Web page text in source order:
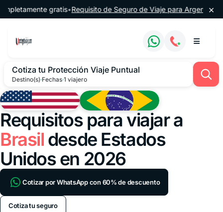
Saltar al contenido
gratis•Requisito de Seguro de Viaje para Argentina•🔔 60%
×
Cotiza tu Protección Viaje Puntual
Destino(s)·Fechas·1 viajero
Requisitos para viajar a
Brasil desde Estados
Unidos en 2026
Cotizar por WhatsApp con 60% de descuento
Cotiza tu seguro